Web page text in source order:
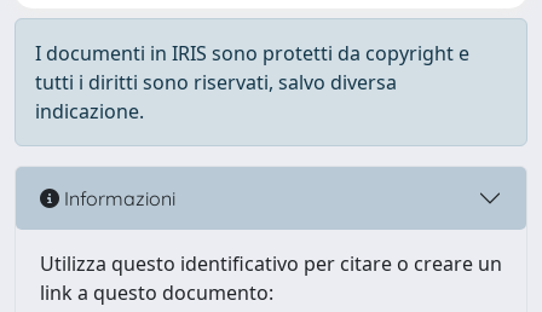
I documenti in IRIS sono protetti da copyright e
tutti i diritti sono riservati, salvo diversa
indicazione.
Informazioni
Utilizza questo identificativo per citare o creare un
link a questo documento: